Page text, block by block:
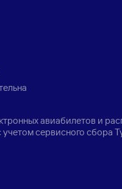
авиабилетов и
сервисного